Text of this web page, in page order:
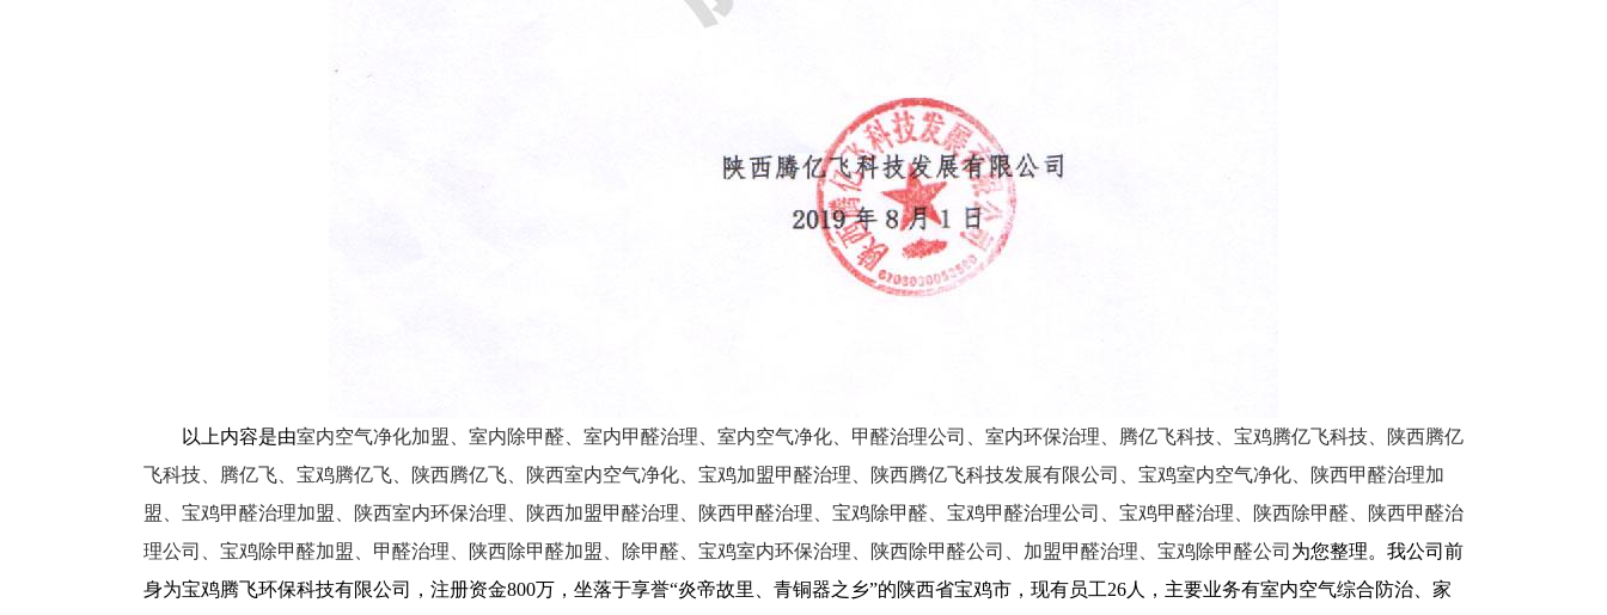
以上内容是由室内空气净化加盟、室内除甲醛、室内甲醛治理、室内空气净化、甲醛治理公司、室内环保治理、腾亿飞科技、宝鸡腾亿飞科技、陕西腾亿
飞科技、腾亿飞、宝鸡腾亿飞、陕西腾亿飞、陕西室内空气净化、宝鸡加盟甲醛治理、陕西腾亿飞科技发展有限公司、宝鸡室内空气净化、陕西甲醛治理加
盟、宝鸡甲醛治理加盟、陕西室内环保治理、陕西加盟甲醛治理、陕西甲醛治理、宝鸡除甲醛、宝鸡甲醛治理公司、宝鸡甲醛治理、陕西除甲醛、陕西甲醛治
理公司、宝鸡除甲醛加盟、甲醛治理、陕西除甲醛加盟、除甲醛、宝鸡室内环保治理、陕西除甲醛公司、加盟甲醛治理、宝鸡除甲醛公司 为您整理。我公司前
身为宝鸡腾飞环保科技有限公司，注册资金800万，坐落于享誉“炎帝故里、青铜器之乡”的陕西省宝鸡市，现有员工26人，主要业务有室内空气综合防治、家